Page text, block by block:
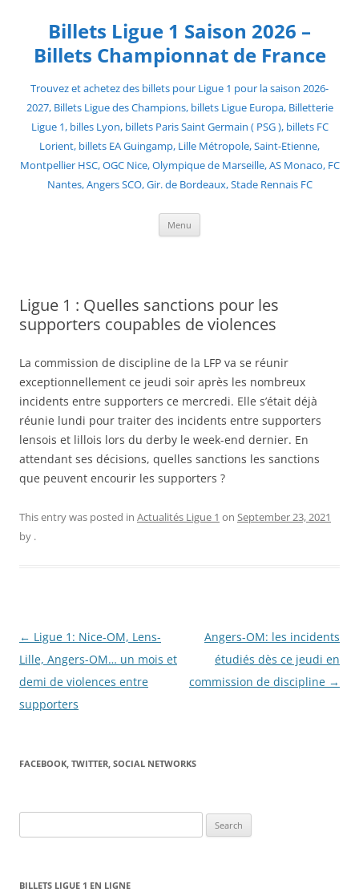
contentBillets Ligue 1 Saison 2026 –
Billets Championnat de France
Trouvez et achetez des billets pour Ligue 1 pour la saison 2026-
2027, Billets Ligue des Champions, billets Ligue Europa, Billetterie
Ligue 1, billes Lyon, billets Paris Saint Germain ( PSG ), billets FC
Lorient, billets EA Guingamp, Lille Métropole, Saint-Etienne,
Montpellier HSC, OGC Nice, Olympique de Marseille, AS Monaco, FC
Nantes, Angers SCO, Gir. de Bordeaux, Stade Rennais FC
Menu
Ligue 1 : Quelles sanctions pour les
supporters coupables de violences
La commission de discipline de la LFP va se réunir
exceptionnellement ce jeudi soir après les nombreux
incidents entre supporters ce mercredi. Elle s’était déjà
réunie lundi pour traiter des incidents entre supporters
lensois et lillois lors du derby le week-end dernier. En
attendant ses décisions, quelles sanctions les sanctions
que peuvent encourir les supporters ?
This entry was posted in Actualités Ligue 1 on September 23, 2021
by .
Post
navigation
← Ligue 1: Nice-OM, Lens-
Lille, Angers-OM… un mois et
demi de violences entre
supporters
Angers-OM: les incidents
étudiés dès ce jeudi en
commission de discipline →
FACEBOOK, TWITTER, SOCIAL NETWORKS
for:
BILLETS LIGUE 1 EN LIGNE